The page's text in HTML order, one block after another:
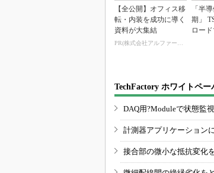
【全公開】オフィス移
転・内装を成功に導く
資料が大集結
PR(株式会社アルファーテクノ)
「半
期」
ロー
TechFactory ホワイトペー
DAQ用?Moduleで状態監
計測器アプリケーション
接合部の微小な抵抗変化